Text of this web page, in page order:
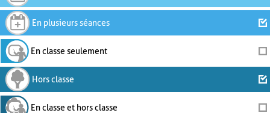
En plusieurs séances
En classe seulement
Hors classe
En classe et hors classe